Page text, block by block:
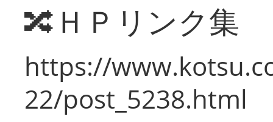
🔀ＨＰリンク集
https://
22/post_5238.html